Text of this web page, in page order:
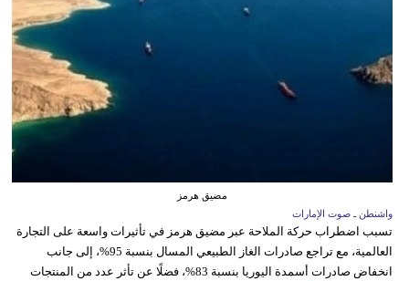
مضيق هرمز
واشنطن ـ صوت الإمارات
تسبب اضطراب حركة الملاحة عبر مضيق هرمز في تأثيرات واسعة على التجارة
العالمية، مع تراجع صادرات الغاز الطبيعي المسال بنسبة 95%، إلى جانب
انخفاض صادرات أسمدة اليوريا بنسبة 83%، فضلًا عن تأثر عدد من المنتجات